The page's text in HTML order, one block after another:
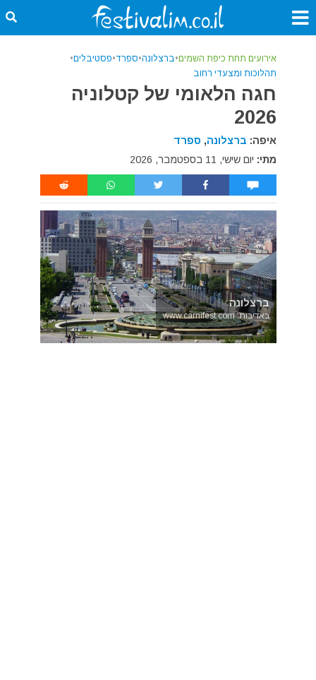
אירועים תחת כיפת השמים•ברצלונה•ספרד•פסטיבלים•
תהלוכות ומצעדי רחוב
חגה הלאומי של קטלוניה
2026
איפה: ברצלונה, ספרד
מתי: יום שישי, 11 בספטמבר, 2026
ברצלונה
באדיבות: www.carnifest.com